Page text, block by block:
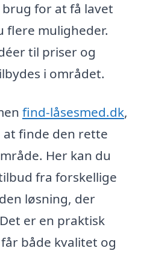
for at få lavet
flere muligheder.
til priser og
i området.
find-låsesmed.dk,
finde den rette
Her kan du
fra forskellige
løsning, der
er en praktisk
både kvalitet og